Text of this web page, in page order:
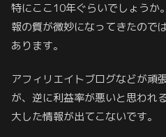
特にここ10年ぐらいでしょうか
報の質が微妙になってきたので
あります。
アフィリエイトブログなどが頑
が、逆に利益率が悪いと思われ
大した情報が出てこないです。